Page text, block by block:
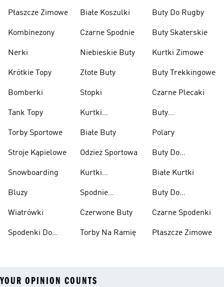
Płaszcze Zimowe
Kombinezony
Nerki
Krótkie Topy
Bomberki
Tank Topy
Torby Sportowe
Stroje Kąpielowe
Snowboarding
Bluzy
Wiatrówki
Spodenki Do
Białe Koszulki
Czarne Spodnie
Niebieskie Buty
Złote Buty
Stopki
Kurtki
Białe Buty
Odzież Sportowa
Kurtki
Spodnie
Czerwone Buty
Torby Na Ramię
Buty Do Rugby
Buty Skaterskie
Kurtki Zimowe
Buty Trekkingowe
Czarne Plecaki
Buty
Polary
Buty Do
Ciężarów
Białe Kurtki
Buty Do
Czarne Spodenki
Płaszcze Zimowe
YOUR OPINION COUNTS